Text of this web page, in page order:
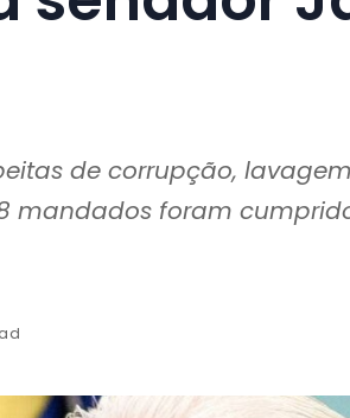
de corrupção,
mandados foram